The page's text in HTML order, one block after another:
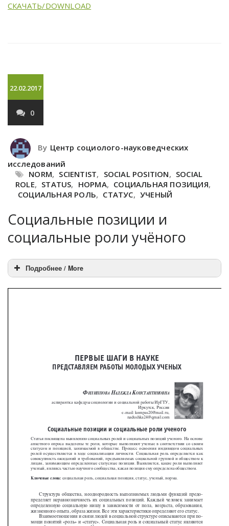
СКАЧАТЬ/DOWNLOAD
22.02.2017
0
By Центр социолого-науковедческих
исследований
NORM, SCIENTIST, SOCIAL POSITION, SOCIAL
ROLE, STATUS, НОРМА, СОЦИАЛЬНАЯ ПОЗИЦИЯ,
СОЦИАЛЬНАЯ РОЛЬ, СТАТУС, УЧЕНЫЙ
Социальные позиции и
социальные роли учёного
Подробнее / More